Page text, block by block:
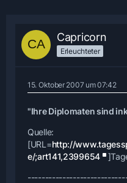
Capricorn
Erleuchteter
15. Oktober 2007 um 07:42
"Ihre Diplomaten sind
Quelle:
[URL=http://
e/;art141,2399654